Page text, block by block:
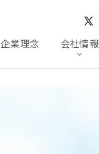
企業理念 会社情報